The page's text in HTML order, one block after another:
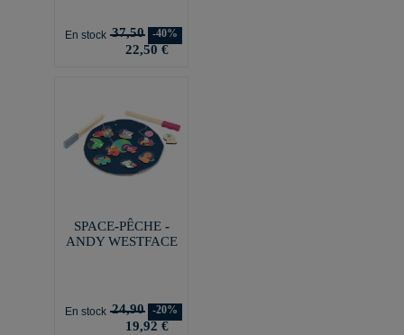
En stock 37,50 -40%
22,50 €
SPACE-PÊCHE -
ANDY WESTFACE
En stock 24,90 -20%
19,92 €